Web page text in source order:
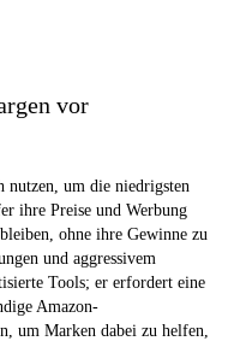
vor
nutzen, um die niedrigsten
ihre Preise und Werbung
ohne ihre Gewinne zu
und aggressivem
Tools; er erfordert eine
Amazon-
um Marken dabei zu helfen,